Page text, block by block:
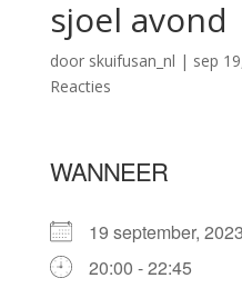
sjoel avond
door skuifusan_nl | sep
Reacties
WANNEER
19 september,
20:00 - 22:45